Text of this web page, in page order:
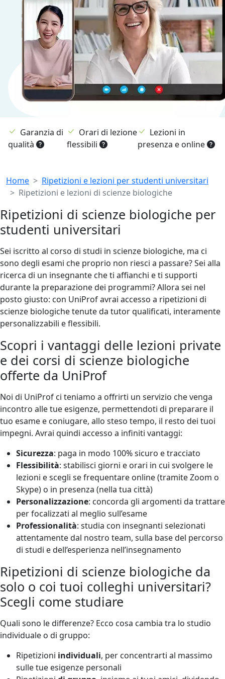
Garanzia di
qualità
Orari di lezione
flessibili
Lezioni in
presenza e online
Breadcrumb
Home
Ripetizioni e lezioni per studenti universitari
Ripetizioni e lezioni di scienze biologiche
Ripetizioni di scienze biologiche per
studenti universitari
Sei iscritto al corso di studi in scienze biologiche, ma ci
sono degli esami che proprio non riesci a passare? Sei alla
ricerca di un insegnante che ti affianchi e ti supporti
durante la preparazione dei programmi? Allora sei nel
posto giusto: con UniProf avrai accesso a ripetizioni di
scienze biologiche tenute da tutor qualificati, interamente
personalizzabili e flessibili.
Scopri i vantaggi delle lezioni private
e dei corsi di scienze biologiche
offerte da UniProf
Noi di UniProf ci teniamo a offrirti un servizio che venga
incontro alle tue esigenze, permettendoti di preparare il
tuo esame e coniugare, allo steso tempo, il resto dei tuoi
impegni. Avrai quindi accesso a infiniti vantaggi:
Sicurezza: paga in modo 100% sicuro e tracciato
Flessibilità: stabilisci giorni e orari in cui svolgere le
lezioni e scegli se frequentare online (tramite Zoom o
Skype) o in presenza (nella tua città)
Personalizzazione: concorda gli argomenti da trattare
per focalizzati al meglio sull’esame
Professionalità: studia con insegnanti selezionati
attentamente dal nostro team, sulla base del percorso
di studi e dell’esperienza nell’insegnamento
Ripetizioni di scienze biologiche da
solo o coi tuoi colleghi universitari?
Scegli come studiare
Quali sono le differenze? Ecco cosa cambia tra lo studio
individuale o di gruppo:
Ripetizioni individuali, per concentrarti al massimo
sulle tue esigenze personali